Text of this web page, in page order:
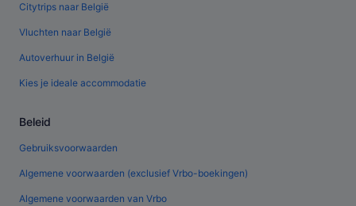
Citytrips naar België
Vluchten naar België
Autoverhuur in België
Kies je ideale accommodatie
Beleid
Gebruiksvoorwaarden
Algemene voorwaarden (exclusief Vrbo-boekingen)
Algemene voorwaarden van Vrbo